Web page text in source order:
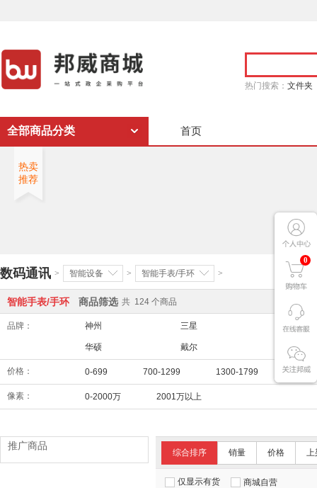
热门搜索： 文件夹
0
全部商品分类 首页
热卖
推荐
数码通讯 > 智能设备 > 智能手表/手环 >
智能手表/手环 商品筛选 共 124 个商品
品牌： 神州 三星 华为
华硕 戴尔 联想
价格： 0-699 700-1299 1300-1799
像素： 0-2000万 2001万以上
综合排序 销量 价格 上
仅显示有货 商城自营
推广商品